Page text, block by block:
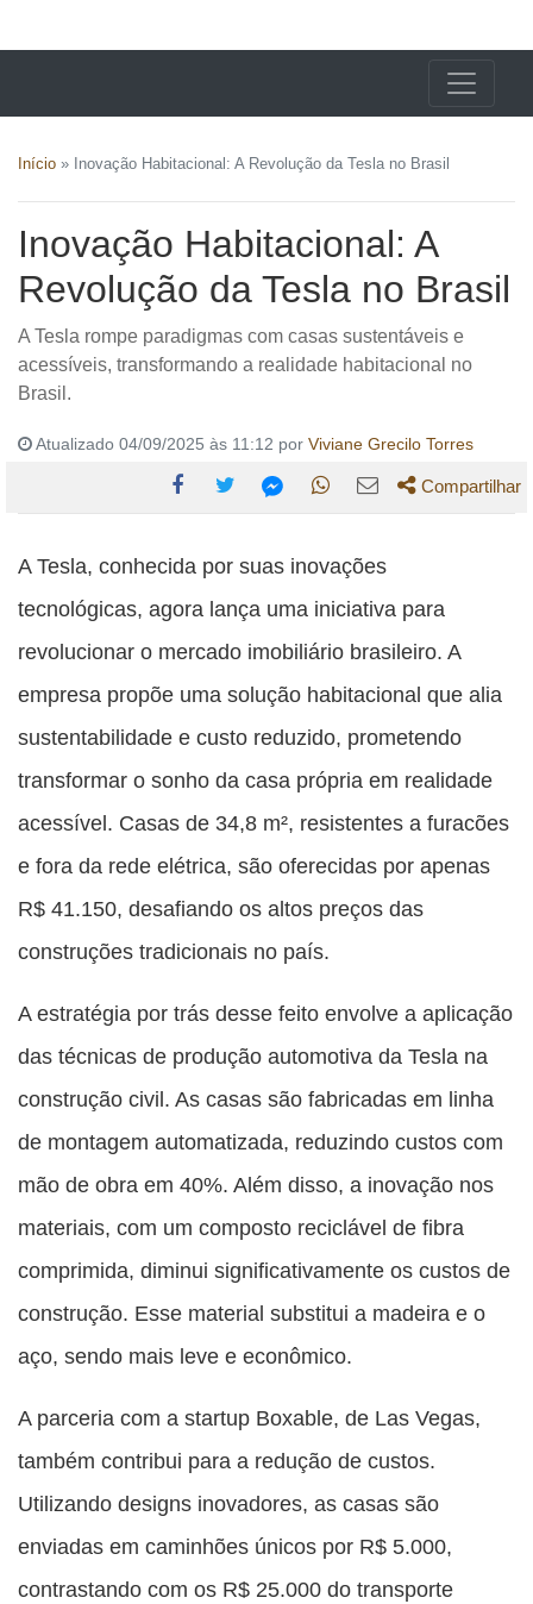
Início » Inovação Habitacional: A Revolução da Tesla no Brasil
Inovação Habitacional: A
Revolução da Tesla no Brasil
A Tesla rompe paradigmas com casas sustentáveis e
acessíveis, transformando a realidade habitacional no
Brasil.
Atualizado 04/09/2025 às 11:12 por Viviane Grecilo Torres
esta
publicação
esta
publicação
esta
publicação
esta
publicação
esta
publicação
Compartilhar
A Tesla, conhecida por suas inovações
tecnológicas, agora lança uma iniciativa para
revolucionar o mercado imobiliário brasileiro. A
empresa propõe uma solução habitacional que alia
sustentabilidade e custo reduzido, prometendo
transformar o sonho da casa própria em realidade
acessível. Casas de 34,8 m², resistentes a furacões
e fora da rede elétrica, são oferecidas por apenas
R$ 41.150, desafiando os altos preços das
construções tradicionais no país.
A estratégia por trás desse feito envolve a aplicação
das técnicas de produção automotiva da Tesla na
construção civil. As casas são fabricadas em linha
de montagem automatizada, reduzindo custos com
mão de obra em 40%. Além disso, a inovação nos
materiais, com um composto reciclável de fibra
comprimida, diminui significativamente os custos de
construção. Esse material substitui a madeira e o
aço, sendo mais leve e econômico.
A parceria com a startup Boxable, de Las Vegas,
também contribui para a redução de custos.
Utilizando designs inovadores, as casas são
enviadas em caminhões únicos por R$ 5.000,
contrastando com os R$ 25.000 do transporte